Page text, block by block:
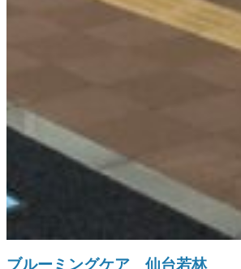
ブルーミングケア 仙台若林